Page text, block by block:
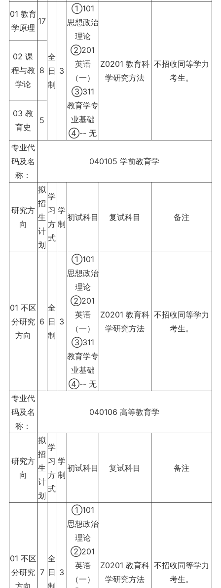
01 教育
学原理
17
全
日
制
3
①101
思想政治
理论
②201
英语
（一）
③311
教育学专
业基础
④-- 无
Z0201 教育科
学研究方法
不招收同等学力
考生。
02 课
程与教
学论
8
03 教
育史
5
专业代
码及名
称：
040105 学前教育学
研究方
向
拟
招
生
计
划
学
习
方
式
学
制
初试科目 复试科目 备注
01 不区
分研究
方向
6
全
日
制
3
①101
思想政治
理论
②201
英语
（一）
③311
教育学专
业基础
④-- 无
Z0201 教育科
学研究方法
不招收同等学力
考生。
专业代
码及名
称：
040106 高等教育学
研究方
向
拟
招
生
计
划
学
习
方
式
学
制
初试科目 复试科目 备注
01 不区
分研究 7
全
日 3
①101
思想政治
理论
②201
英语
（一）
Z0201 教育科
学研究方法
不招收同等学力
考生。